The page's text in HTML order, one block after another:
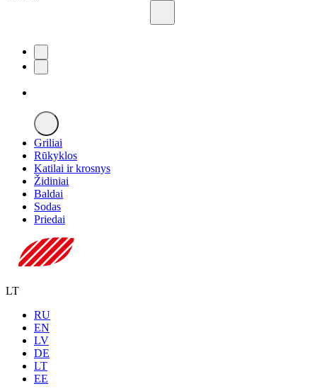
Griliai
Rūkyklos
Katilai ir krosnys
Židiniai
Baldai
Sodas
Priedai
LT
RU
EN
LV
DE
LT
EE